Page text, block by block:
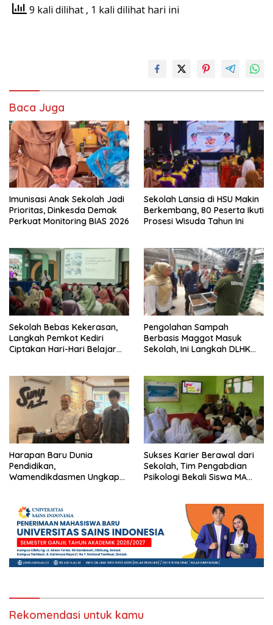
9 kali dilihat , 1 kali dilihat hari ini
Baca Juga
Imunisasi Anak Sekolah Jadi
Prioritas, Dinkesda Demak
Perkuat Monitoring BIAS 2026
Sekolah Lansia di HSU Makin
Berkembang, 80 Peserta Ikuti
Prosesi Wisuda Tahun Ini
Sekolah Bebas Kekerasan,
Langkah Pemkot Kediri
Ciptakan Hari-Hari Belajar
Pengolahan Sampah
Berbasis Maggot Masuk
Sekolah, Ini Langkah DLHK
Harapan Baru Dunia
Pendidikan,
Wamendikdasmen Ungkap
Sukses Karier Berawal dari
Sekolah, Tim Pengabdian
Psikologi Bekali Siswa MA
Rekomendasi untuk kamu